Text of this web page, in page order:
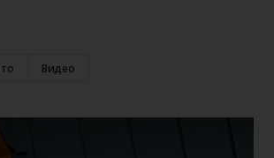
Видео